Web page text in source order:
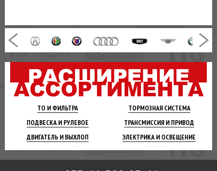
ТО И ФИЛЬТРА ТОРМОЗНАЯСИСТЕМА
ПОДВЕСКА И РУЛЕВОЕ ТРАНСМИССИЯ И ПРИВОД
ДВИГАТЕЛЬ И ВЫХЛОП ЭЛЕКТРИКА И ОСВЕЩЕНИЕ